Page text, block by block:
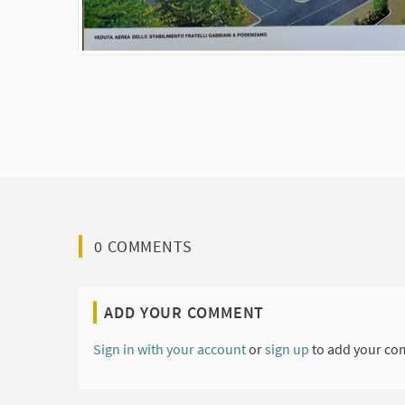
0 COMMENTS
ADD YOUR COMMENT
Sign in with your accountorsign up to add your